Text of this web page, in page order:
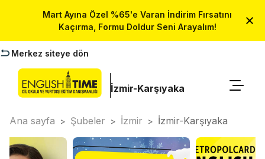
Mart Ayına Özel %65'e Varan İndirim Fırsatını
Kaçırma, Formu Doldur Seni Arayalım!
Merkez siteye dön
İzmir-Karşıyaka
Ana sayfa > Şubeler > İzmir > İzmir-Karşıyaka